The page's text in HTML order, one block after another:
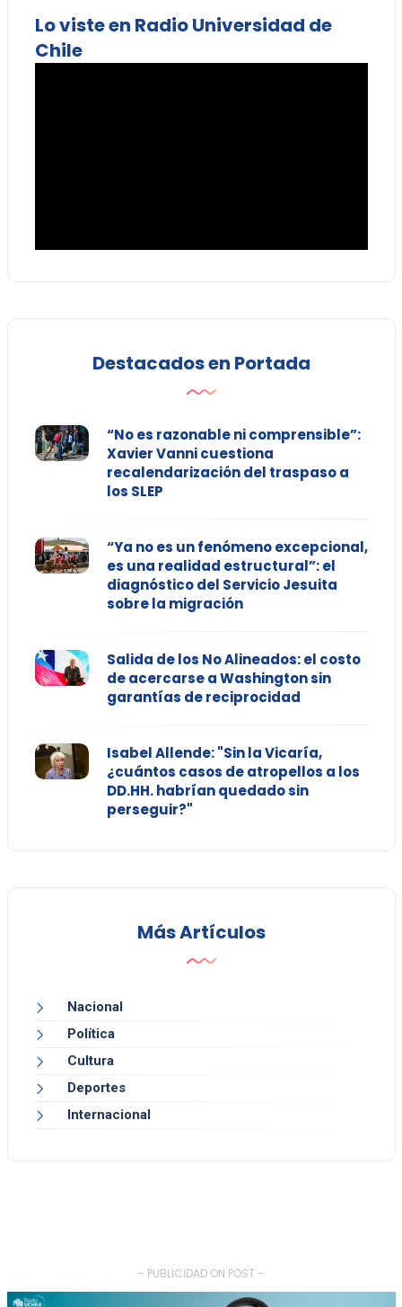
Lo viste en Radio Universidad de
Chile
Destacados en Portada
“No es razonable ni comprensible”:
Xavier Vanni cuestiona
recalendarización del traspaso a
los SLEP
“Ya no es un fenómeno excepcional,
es una realidad estructural”: el
diagnóstico del Servicio Jesuita
sobre la migración
Salida de los No Alineados: el costo
de acercarse a Washington sin
garantías de reciprocidad
Isabel Allende: "Sin la Vicaría,
¿cuántos casos de atropellos a los
DD.HH. habrían quedado sin
perseguir?"
Más Artículos
Nacional
Política
Cultura
Deportes
Internacional
- PUBLICIDAD ON POST -